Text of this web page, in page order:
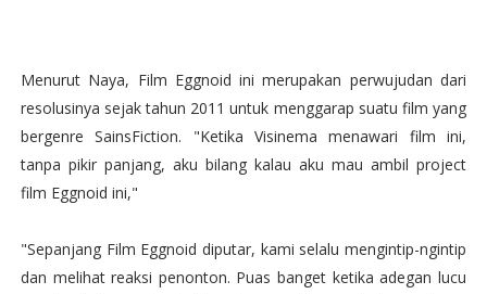
Menurut Naya, Film Eggnoid ini merupakan perwujudan dari
resolusinya sejak tahun 2011 untuk menggarap suatu film yang
bergenre SainsFiction. "Ketika Visinema menawari film ini,
tanpa pikir panjang, aku bilang kalau aku mau ambil project
film Eggnoid ini,"
"Sepanjang Film Eggnoid diputar, kami selalu mengintip-ngintip
dan melihat reaksi penonton. Puas banget ketika adegan lucu